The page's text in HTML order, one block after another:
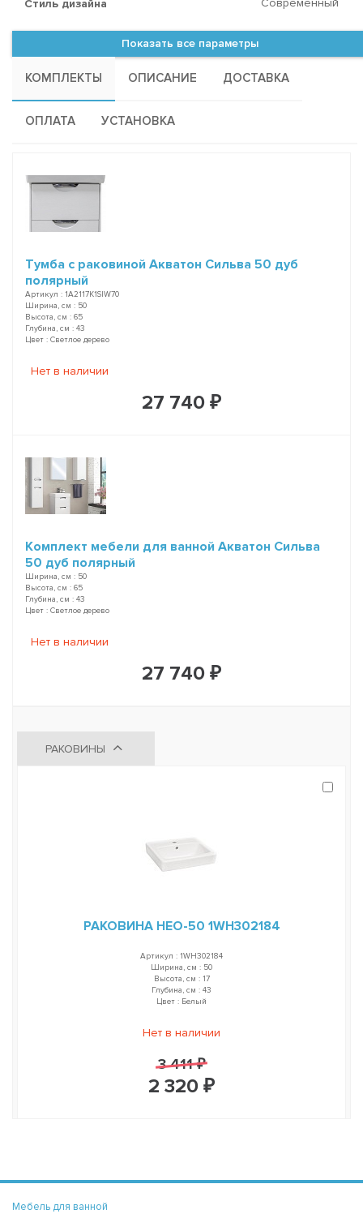
Стиль дизайна
Показать все параметры
КОМПЛЕКТЫ ОПИСАНИЕ ДОСТАВКА
ОПЛАТА УСТАНОВКА
Тумба с раковиной Акватон Сильва 50 дуб
полярный
Артикул : 1A2117K1SIW70
Ширина, см : 50
Высота, см : 65
Глубина, см : 43
Цвет : Светлое дерево
Нет в наличии
27 740 ₽
Комплект мебели для ванной Акватон Сильва
50 дуб полярный
Ширина, см : 50
Высота, см : 65
Глубина, см : 43
Цвет : Светлое дерево
Нет в наличии
27 740 ₽
РАКОВИНЫ
РАКОВИНА НЕО-50 1WH302184
Артикул : 1WH302184
Ширина, см : 50
Высота, см : 17
Глубина, см : 43
Цвет : Белый
Нет в наличии
3 411 ₽
2 320 ₽
Мебель для ванной